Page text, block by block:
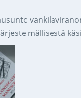
ja tuhoamisesta